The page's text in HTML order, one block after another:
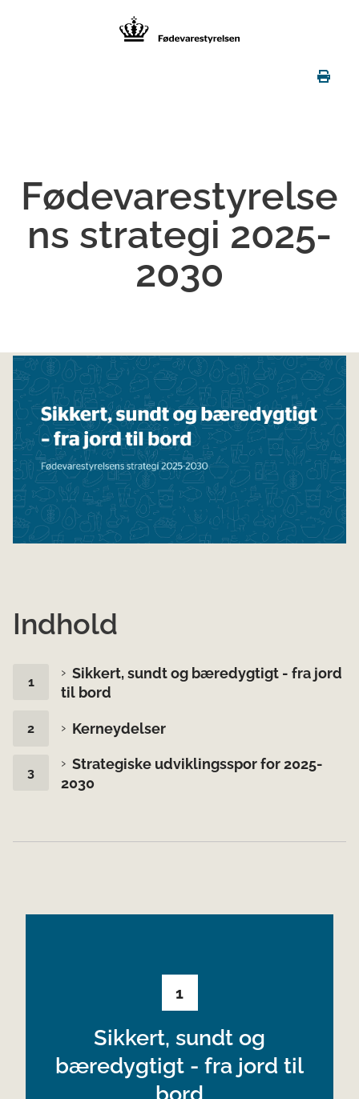
Fødevarestyrelse
ns strategi 2025-
2030
Indhold
Sikkert, sundt og bæredygtigt - fra jord
til bord
Kerneydelser
Strategiske udviklingsspor for 2025-
2030
1
Sikkert, sundt og
bæredygtigt - fra jord til
bord